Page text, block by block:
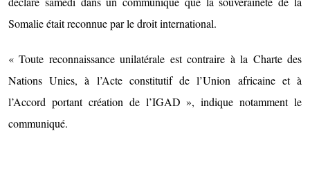
Somalie était reconnue par le droit international.
« Toute reconnaissance unilatérale est contraire à la Charte des
Nations Unies, à l’Acte constitutif de l’Union africaine et à
l’Accord portant création de l’IGAD », indique notamment le
communiqué.